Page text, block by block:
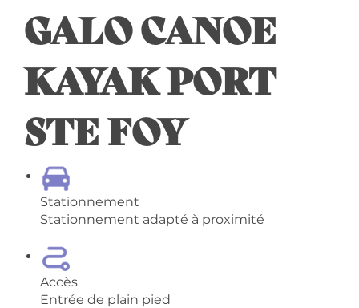
GALO CANOE
KAYAK PORT
STE FOY
Stationnement
Stationnement adapté à proximité
Accès
Entrée de plain pied